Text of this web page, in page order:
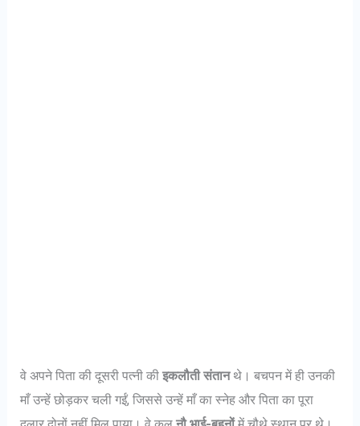
वे अपने पिता की दूसरी पत्नी कीइकलौती संतानथे। बचपन में ही उनकी
माँ उन्हें छोड़कर चली गईं, जिससे उन्हें माँ का स्नेह और पिता का पूरा